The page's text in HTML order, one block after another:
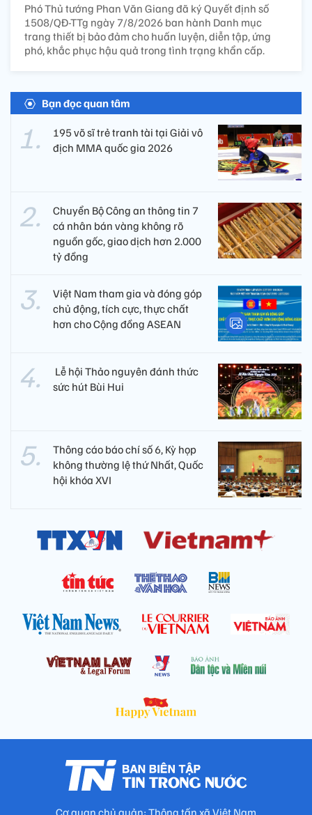
Phó Thủ tướng Phan Văn Giang đã ký Quyết định số
1508/QĐ-TTg ngày 7/8/2026 ban hành Danh mục
trang thiết bị bảo đảm cho huấn luyện, diễn tập, ứng
phó, khắc phục hậu quả trong tình trạng khẩn cấp.
Bạn đọc quan tâm
195 võ sĩ trẻ tranh tài tại Giải vô
địch MMA quốc gia 2026
Chuyển Bộ Công an thông tin 7
cá nhân bán vàng không rõ
nguồn gốc, giao dịch hơn 2.000
tỷ đồng
Việt Nam tham gia và đóng góp
chủ động, tích cực, thực chất
hơn cho Cộng đồng ASEAN
​ Lễ hội Thảo nguyên đánh thức
sức hút Bùi Hui
Thông cáo báo chí số 6, Kỳ họp
không thường lệ thứ Nhất, Quốc
hội khóa XVI
Cơ quan chủ quản: Thông tấn xã Việt Nam